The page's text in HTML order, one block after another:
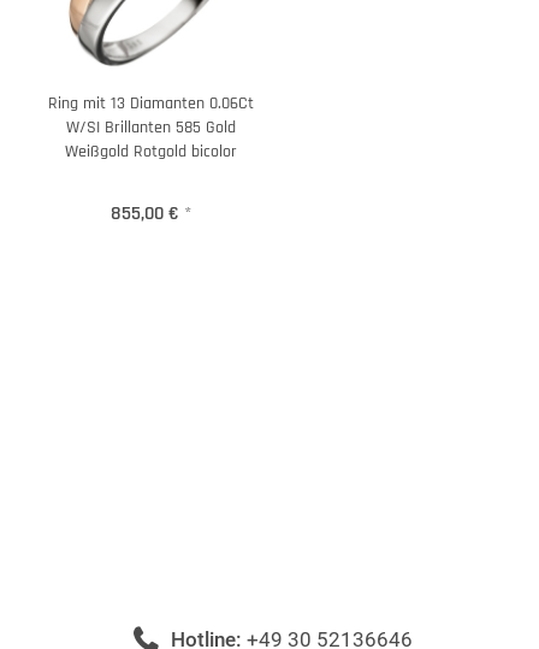
Ring mit 13 Diamanten 0.06Ct
W/SI Brillanten 585 Gold
Weißgold Rotgold bicolor
855,00 € *
Hotline: +49 30 52136646